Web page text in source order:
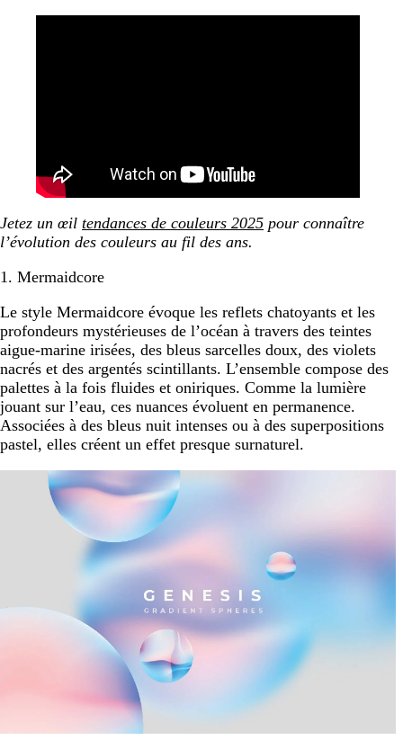
Jetez un œil tendances de couleurs 2025 pour connaître
l’évolution des couleurs au fil des ans.
1. Mermaidcore
Le style Mermaidcore évoque les reflets chatoyants et les
profondeurs mystérieuses de l’océan à travers des teintes
aigue-marine irisées, des bleus sarcelles doux, des violets
nacrés et des argentés scintillants. L’ensemble compose des
palettes à la fois fluides et oniriques. Comme la lumière
jouant sur l’eau, ces nuances évoluent en permanence.
Associées à des bleus nuit intenses ou à des superpositions
pastel, elles créent un effet presque surnaturel.